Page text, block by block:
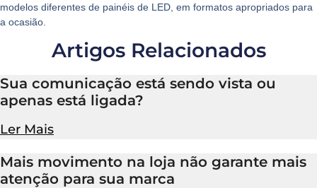
modelos diferentes de painéis de LED, em formatos apropriados para
a ocasião.
Artigos Relacionados
Sua comunicação está sendo vista ou
apenas está ligada?
Ler Mais
Mais movimento na loja não garante mais
atenção para sua marca